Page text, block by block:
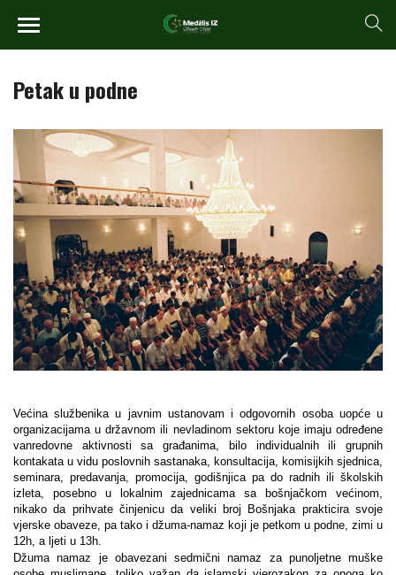
Petak u podne
Većina službenika u javnim ustanovam i odgovornih osoba uopće u
organizacijama u državnom ili nevladinom sektoru koje imaju određene
vanredovne aktivnosti sa građanima, bilo individualnih ili grupnih
kontakata u vidu poslovnih sastanaka, konsultacija, komisijkih sjednica,
seminara, predavanja, promocija, godišnjica pa do radnih ili školskih
izleta, posebno u lokalnim zajednicama sa bošnjačkom većinom,
nikako da prihvate činjenicu da veliki broj Bošnjaka prakticira svoje
vjerske obaveze, pa tako i džuma-namaz koji je petkom u podne, zimi u
12h, a ljeti u 13h.
Džuma namaz je obavezani sedmični namaz za punoljetne muške